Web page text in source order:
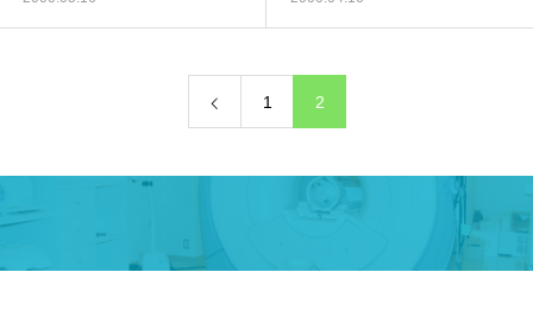
1 2